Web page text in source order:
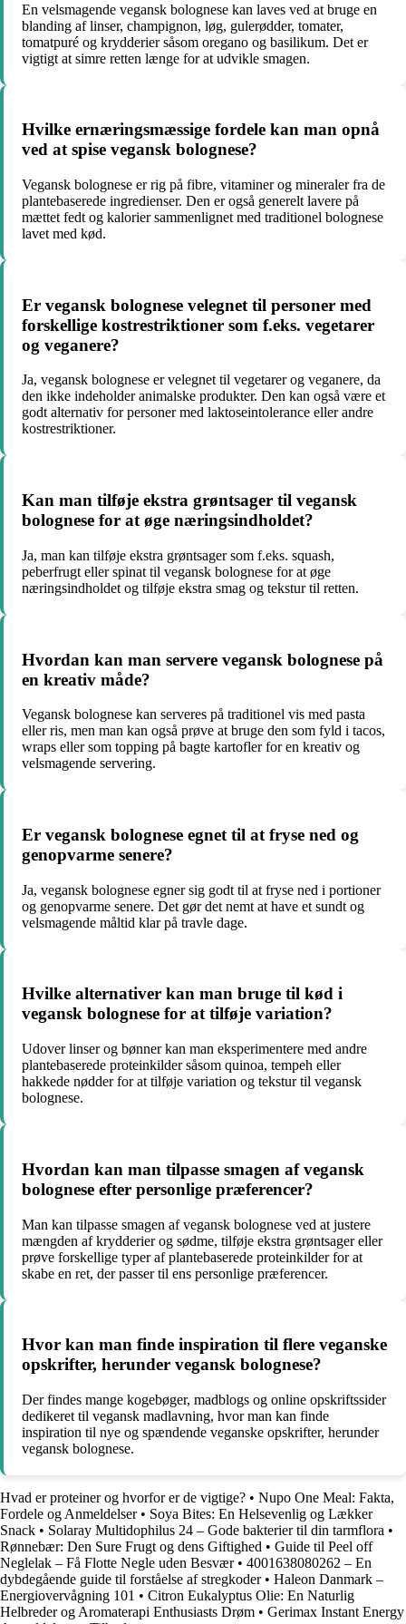
En velsmagende vegansk bolognese kan laves ved at bruge en
blanding af linser, champignon, løg, gulerødder, tomater,
tomatpuré og krydderier såsom oregano og basilikum. Det er
vigtigt at simre retten længe for at udvikle smagen.
Hvilke ernæringsmæssige fordele kan man opnå
ved at spise vegansk bolognese?
Vegansk bolognese er rig på fibre, vitaminer og mineraler fra de
plantebaserede ingredienser. Den er også generelt lavere på
mættet fedt og kalorier sammenlignet med traditionel bolognese
lavet med kød.
Er vegansk bolognese velegnet til personer med
forskellige kostrestriktioner som f.eks. vegetarer
og veganere?
Ja, vegansk bolognese er velegnet til vegetarer og veganere, da
den ikke indeholder animalske produkter. Den kan også være et
godt alternativ for personer med laktoseintolerance eller andre
kostrestriktioner.
Kan man tilføje ekstra grøntsager til vegansk
bolognese for at øge næringsindholdet?
Ja, man kan tilføje ekstra grøntsager som f.eks. squash,
peberfrugt eller spinat til vegansk bolognese for at øge
næringsindholdet og tilføje ekstra smag og tekstur til retten.
Hvordan kan man servere vegansk bolognese på
en kreativ måde?
Vegansk bolognese kan serveres på traditionel vis med pasta
eller ris, men man kan også prøve at bruge den som fyld i tacos,
wraps eller som topping på bagte kartofler for en kreativ og
velsmagende servering.
Er vegansk bolognese egnet til at fryse ned og
genopvarme senere?
Ja, vegansk bolognese egner sig godt til at fryse ned i portioner
og genopvarme senere. Det gør det nemt at have et sundt og
velsmagende måltid klar på travle dage.
Hvilke alternativer kan man bruge til kød i
vegansk bolognese for at tilføje variation?
Udover linser og bønner kan man eksperimentere med andre
plantebaserede proteinkilder såsom quinoa, tempeh eller
hakkede nødder for at tilføje variation og tekstur til vegansk
bolognese.
Hvordan kan man tilpasse smagen af vegansk
bolognese efter personlige præferencer?
Man kan tilpasse smagen af vegansk bolognese ved at justere
mængden af krydderier og sødme, tilføje ekstra grøntsager eller
prøve forskellige typer af plantebaserede proteinkilder for at
skabe en ret, der passer til ens personlige præferencer.
Hvor kan man finde inspiration til flere veganske
opskrifter, herunder vegansk bolognese?
Der findes mange kogebøger, madblogs og online opskriftssider
dedikeret til vegansk madlavning, hvor man kan finde
inspiration til nye og spændende veganske opskrifter, herunder
vegansk bolognese.
Hvad er proteiner og hvorfor er de vigtige? • Nupo One Meal: Fakta,
Fordele og Anmeldelser• Soya Bites: En Helsevenlig og Lækker
Snack • Solaray Multidophilus 24 – Gode bakterier til din tarmflora •
Rønnebær: Den Sure Frugt og dens Giftighed • Guide til Peel off
Neglelak – Få Flotte Negle uden Besvær• 4001638080262 – En
dybdegående guide til forståelse af stregkoder• Haleon Danmark –
Energiovervågning 101 • Citron Eukalyptus Olie: En Naturlig
Helbreder og Aromaterapi Enthusiasts Drøm • Gerimax Instant Energy